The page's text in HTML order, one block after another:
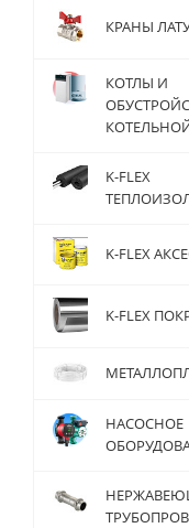
КРАНЫ
КОТЛЫ И
K-FLEX
K-FLEX
K-FLEX
НАСОСНОЕ